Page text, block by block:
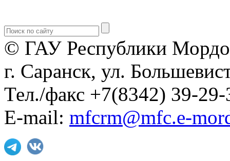
© ГАУ Республики
г. Саранск, ул.
Тел./факс +7(8342) 39-29-
E-mail: mfcrm@mfc.e-